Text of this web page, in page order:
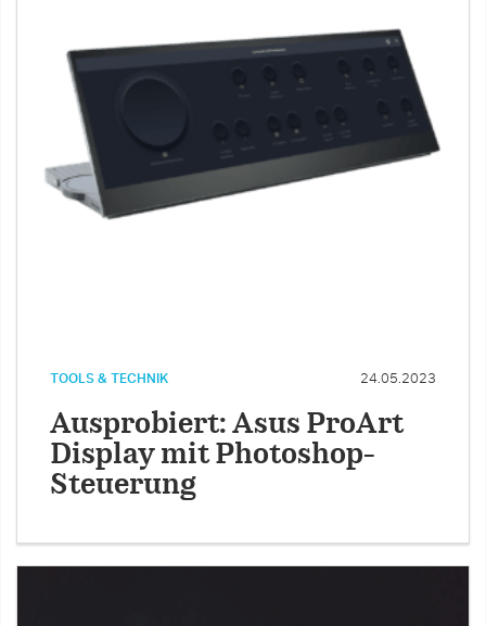
TOOLS & TECHNIK 24.05.2023
Ausprobiert: Asus ProArt
Display mit Photoshop-
Steuerung